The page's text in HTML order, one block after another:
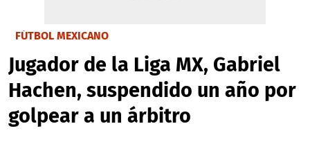
FÚTBOL MEXICANO
Jugador de la Liga MX, Gabriel
Hachen, suspendido un año por
golpear a un árbitro